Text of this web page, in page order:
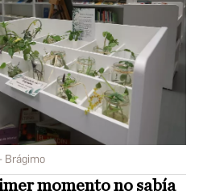
Brágimo
momento no sabía